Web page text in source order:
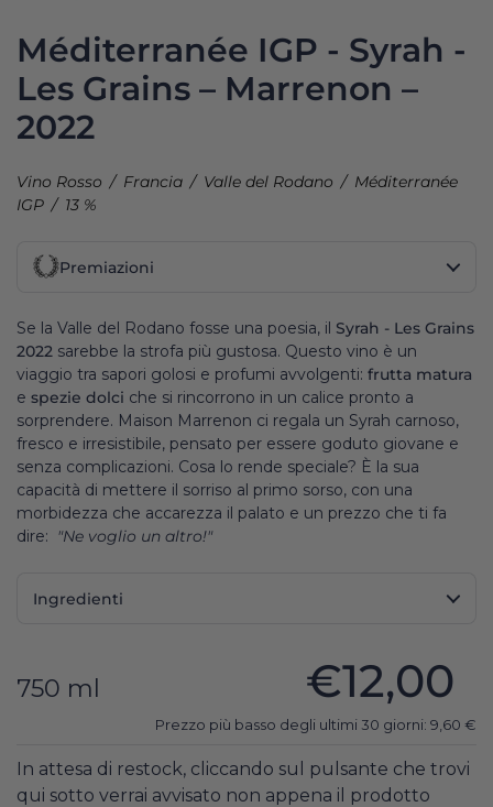
Méditerranée IGP - Syrah -
Les Grains – Marrenon –
2022
Vino Rosso Francia Valle del Rodano
Méditerranée
IGP
13 %
Premiazioni
Se la Valle del Rodano fosse una poesia, il Syrah - Les Grains
2022 sarebbe la strofa più gustosa. Questo vino è un
viaggio tra sapori golosi e profumi avvolgenti: frutta matura
e spezie dolci che si rincorrono in un calice pronto a
sorprendere. Maison Marrenon ci regala un Syrah carnoso,
fresco e irresistibile, pensato per essere goduto giovane e
senza complicazioni. Cosa lo rende speciale? È la sua
capacità di mettere il sorriso al primo sorso, con una
morbidezza che accarezza il palato e un prezzo che ti fa
dire: "Ne voglio un altro!"
Ingredienti
750 ml €12,00
Prezzo più basso degli ultimi 30 giorni: 9,60 €
In attesa di restock, cliccando sul pulsante che trovi
qui sotto verrai avvisato non appena il prodotto